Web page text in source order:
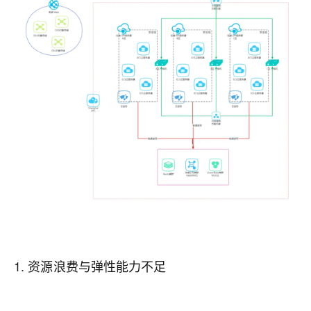
1. 资源浪费与弹性能力不足